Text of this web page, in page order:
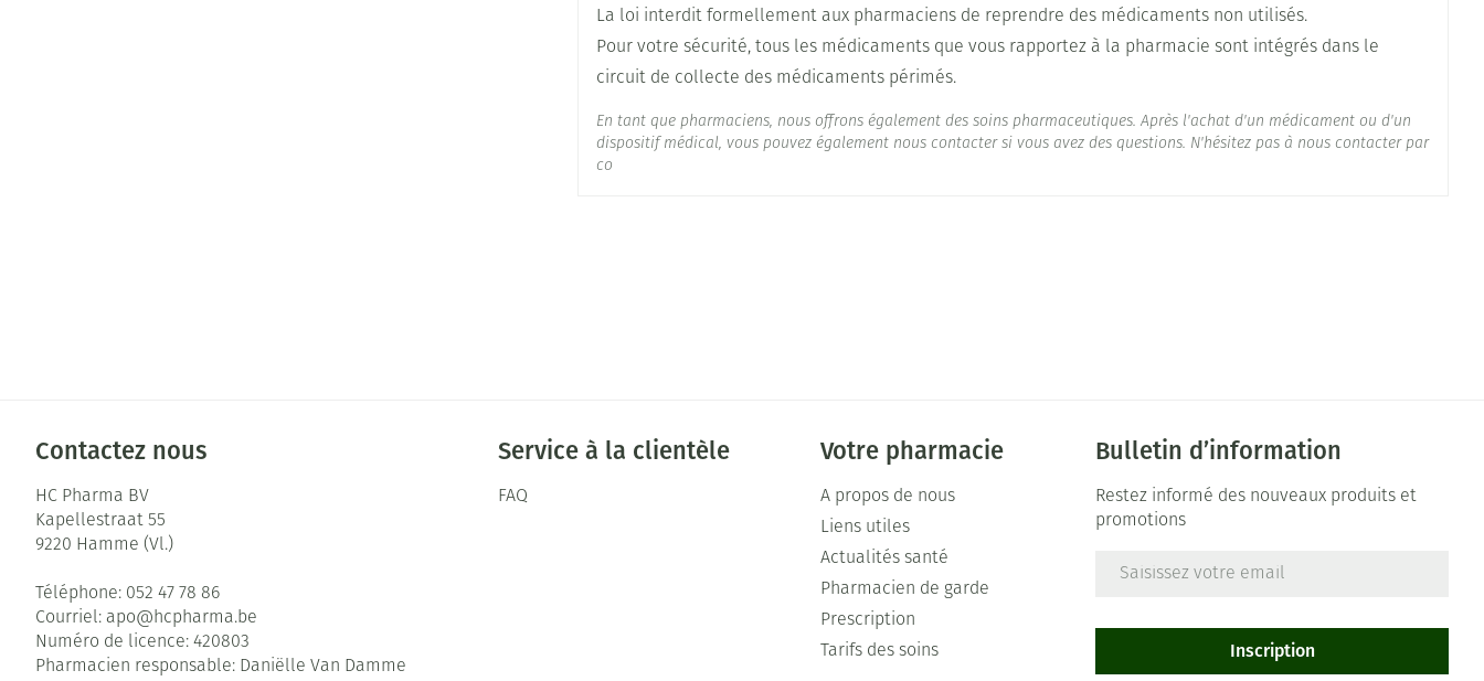
Préservation
La loi interdit formellement aux pharmaciens de reprendre des médicaments non utilisés.
Pour votre sécurité, tous les médicaments que vous rapportez à la pharmacie sont intégrés dans le
circuit de collecte des médicaments périmés.
En tant que pharmaciens, nous offrons également des soins pharmaceutiques. Après l'achat d'un médicament ou d'un
dispositif médical, vous pouvez également nous contacter si vous avez des questions. N'hésitez pas à nous contacter par
co
Contactez nous
HC Pharma BV
Kapellestraat 55
9220 Hamme (Vl.)
Téléphone: 052 47 78 86
Courriel: apo@hcpharma.be
Numéro de licence: 420803
Pharmacien responsable: Daniëlle Van Damme
Service à la clientèle
FAQ
Votre pharmacie
A propos de nous
Liens utiles
Actualités santé
Pharmacien de garde
Prescription
Tarifs des soins
Bulletin d’information
Restez informé des nouveaux produits et
promotions
Inscription